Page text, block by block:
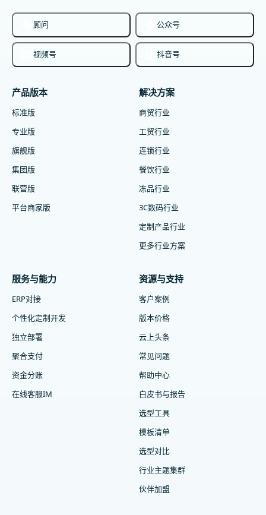
顾问 公众号
视频号 抖音号
产品版本
标准版
专业版
旗舰版
集团版
联营版
平台商家版
解决方案
商贸行业
工贸行业
连锁行业
餐饮行业
冻品行业
3C数码行业
定制产品行业
更多行业方案
服务与能力
ERP对接
个性化定制开发
独立部署
聚合支付
资金分账
在线客服IM
资源与支持
客户案例
版本价格
云上头条
常见问题
帮助中心
白皮书与报告
选型工具
模板清单
选型对比
行业主题集群
伙伴加盟